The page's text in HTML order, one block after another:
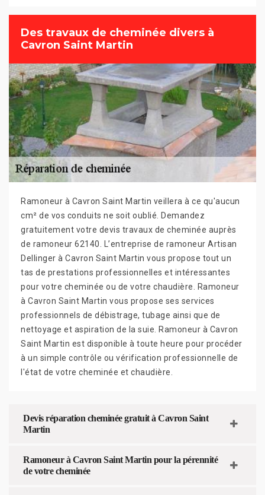
Des travaux de cheminée divers à
Cavron Saint Martin
Ramoneur à Cavron Saint Martin veillera à ce qu'aucun
cm² de vos conduits ne soit oublié. Demandez
gratuitement votre devis travaux de cheminée auprès
de ramoneur 62140. L’entreprise de ramoneur Artisan
Dellinger à Cavron Saint Martin vous propose tout un
tas de prestations professionnelles et intéressantes
pour votre cheminée ou de votre chaudière. Ramoneur
à Cavron Saint Martin vous propose ses services
professionnels de débistrage, tubage ainsi que de
nettoyage et aspiration de la suie. Ramoneur à Cavron
Saint Martin est disponible à toute heure pour procéder
à un simple contrôle ou vérification professionnelle de
l'état de votre cheminée et chaudière.
Devis réparation cheminée gratuit à Cavron Saint
Martin
Ramoneur à Cavron Saint Martin pour la pérennité
de votre cheminée